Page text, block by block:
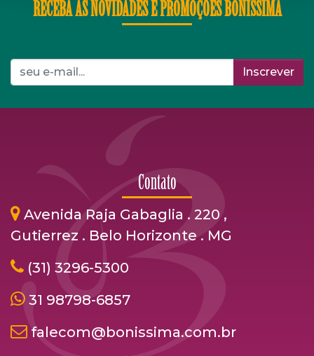
RECEBA AS NOVIDADES E PROMOÇÕES BONÍSSIMA
Inscrever
Contato
Avenida Raja Gabaglia . 220 ,
Gutierrez . Belo Horizonte . MG
(31) 3296-5300
31 98798-6857
falecom@bonissima.com.br